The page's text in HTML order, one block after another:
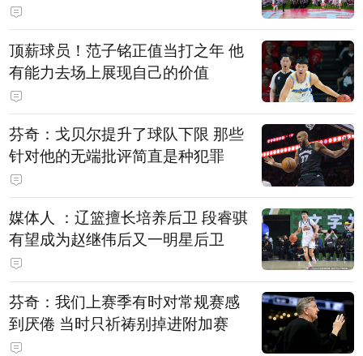
顶薪球员！范子铭正值当打之年 他
有能力去场上展现自己的价值
芬奇：戈贝尔提升了球队下限 那些
针对他的无端批评简直是种犯罪
媒体人 ：辽篮擅长培养后卫 段睿骐
有望成为赵继伟后又一明星后卫
芬奇：我们上赛季有时对常规赛感
到厌倦 当时只祈祷别掉进附加赛